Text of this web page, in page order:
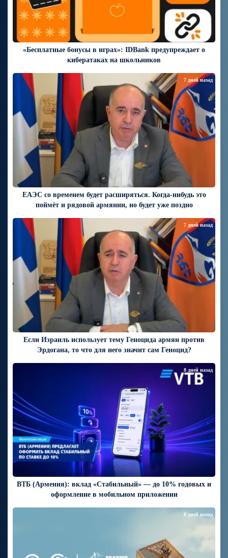
«Бесплатные бонусы в играх»: IDBank предупреждает о
кибератаках на школьников
ЕАЭС со временем будет расширяться. Когда-нибудь это
поймёт и рядовой армянин, но будет уже поздно
7 дней назад
Если Израиль использует тему Геноцида армян против
Эрдогана, то что для него значит сам Геноцид?
7 дней назад
ВТБ (Армения): вклад «Стабильный» — до 10% годовых и
оформление в мобильном приложении
8 дней назад
8 дней назад